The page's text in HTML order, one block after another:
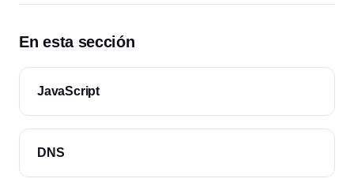
En esta sección
JavaScript
DNS